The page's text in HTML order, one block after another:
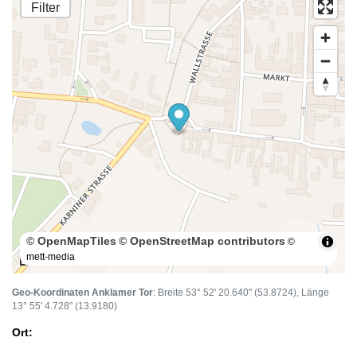
Filter
50 m
© OpenMapTiles © OpenStreetMap contributors ©
mett-media
Geo-Koordinaten Anklamer Tor: Breite 53° 52' 20.640" (53.8724), Länge
13° 55' 4.728" (13.9180)
Ort: